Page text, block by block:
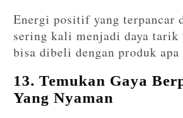
Energi positif yang terpancar
sering kali menjadi daya tarik
bisa dibeli dengan produk apa
13. Temukan Gaya
Yang Nyaman